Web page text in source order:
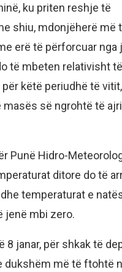
ku priten reshje të
shiu, mdonjëherë më
erë të përforcuar nga
të mbeten relativisht
këtë periudhë të
së ngrohtë të
Punë Hidro-
ditore do të
temperaturat e
jenë mbi zero.
8 janar, për shkak të
dukshëm më të ftohtë